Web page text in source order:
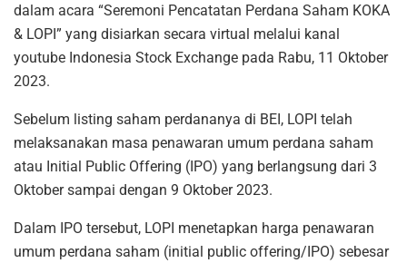
dalam acara “Seremoni Pencatatan Perdana Saham KOKA
& LOPI” yang disiarkan secara virtual melalui kanal
youtube Indonesia Stock Exchange pada Rabu, 11 Oktober
2023.
Sebelum listing saham perdananya di BEI, LOPI telah
melaksanakan masa penawaran umum perdana saham
atau Initial Public Offering (IPO) yang berlangsung dari 3
Oktober sampai dengan 9 Oktober 2023.
Dalam IPO tersebut, LOPI menetapkan harga penawaran
umum perdana saham (initial public offering/IPO) sebesar